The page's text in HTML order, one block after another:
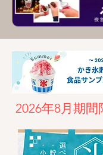
2026年8月期間